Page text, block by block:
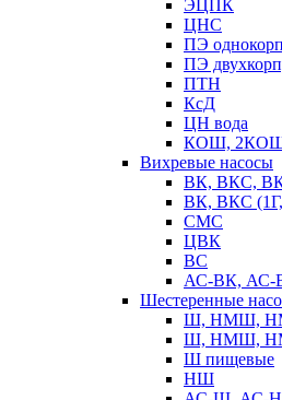
ЭЦПК
ЦНС
ПЭ
ПЭ
ПТН
КсД
ЦН вода
КОШ,
Вихревые насосы
ВК, ВКС,
ВК, ВКС
СМС
ЦВК
ВС
АС-ВК, АС-
Шестеренные
Ш, НМШ,
Ш, НМШ,
Ш пищевые
НШ